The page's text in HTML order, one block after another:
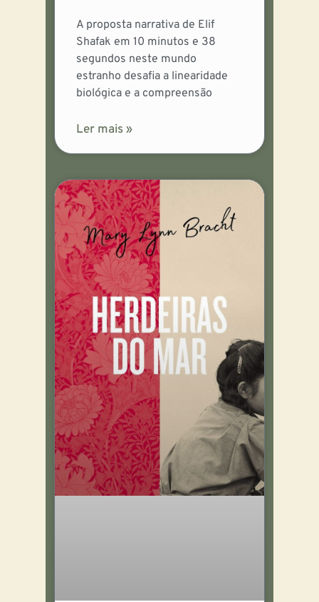
A proposta narrativa de Elif
Shafak em 10 minutos e 38
segundos neste mundo
estranho desafia a linearidade
biológica e a compreensão
Ler mais »